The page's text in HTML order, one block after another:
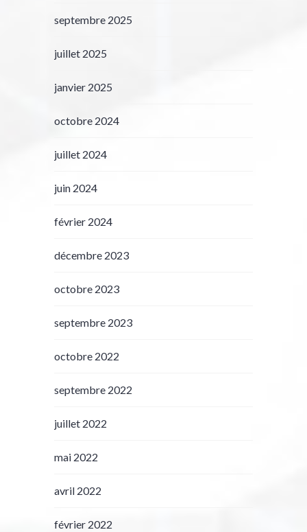
septembre 2025
juillet 2025
janvier 2025
octobre 2024
juillet 2024
juin 2024
février 2024
décembre 2023
octobre 2023
septembre 2023
octobre 2022
septembre 2022
juillet 2022
mai 2022
avril 2022
février 2022